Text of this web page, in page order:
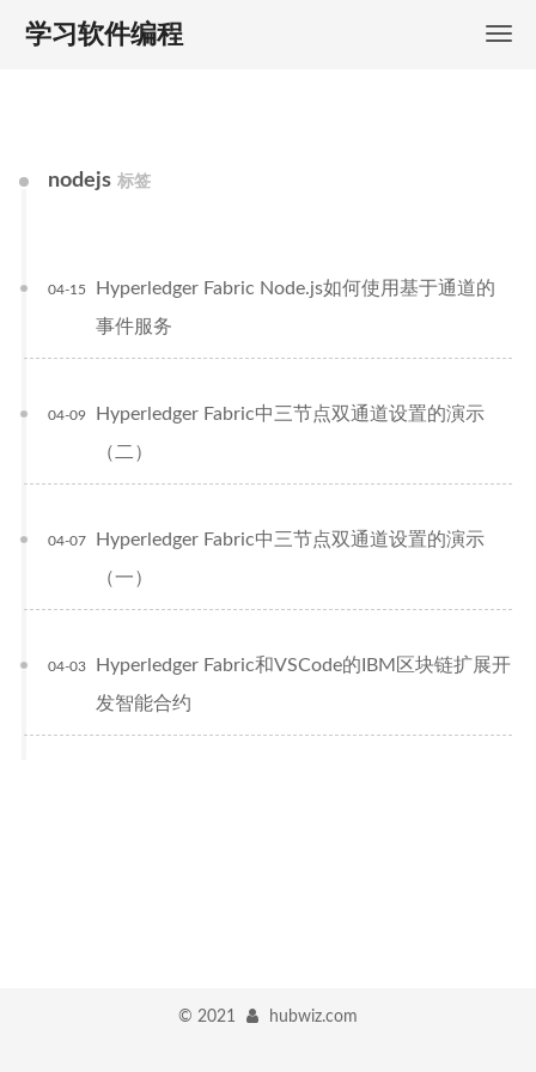
学习软件编程
nodejs 标签
Hyperledger Fabric Node.js如何使用基于通道的
事件服务
04-15
Hyperledger Fabric中三节点双通道设置的演示
（二）
04-09
Hyperledger Fabric中三节点双通道设置的演示
（一）
04-07
Hyperledger Fabric和VSCode的IBM区块链扩展开
发智能合约
04-03
© 2021 hubwiz.com